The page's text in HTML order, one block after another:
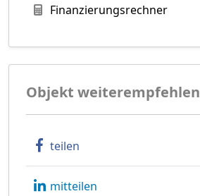
Finanzierungsrechner
Objekt weiterempfehlen
teilen
mitteilen